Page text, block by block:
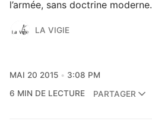
l’armée, sans doctrine moderne.
LA VIGIE
MAI 20 2015
3:08 PM
6 MIN DE LECTURE
PARTAGER